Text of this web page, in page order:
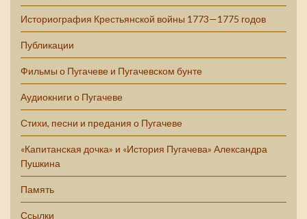
Историография Крестьянской войны 1773—1775 годов
Публикации
Фильмы о Пугачеве и Пугачевском бунте
Аудиокниги о Пугачеве
Стихи, песни и предания о Пугачеве
«Капитанская дочка» и «История Пугачева» Александра
Пушкина
Память
Ссылки